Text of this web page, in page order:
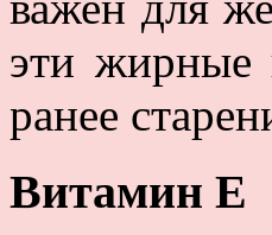
эти жирные
ранее
Витамин Е